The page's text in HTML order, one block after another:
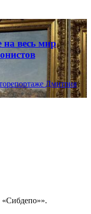
на весь мир
Дмитрия